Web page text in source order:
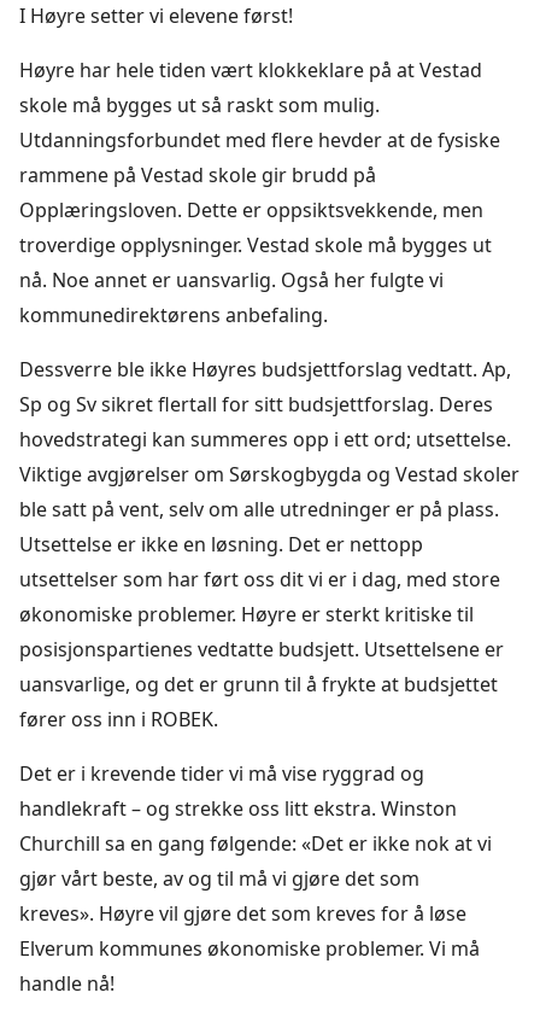
I Høyre setter vi elevene først!
Høyre har hele tiden vært klokkeklare på at Vestad
skole må bygges ut så raskt som mulig.
Utdanningsforbundet med flere hevder at de fysiske
rammene på Vestad skole gir brudd på
Opplæringsloven. Dette er oppsiktsvekkende, men
troverdige opplysninger. Vestad skole må bygges ut
nå. Noe annet er uansvarlig. Også her fulgte vi
kommunedirektørens anbefaling.
Dessverre ble ikke Høyres budsjettforslag vedtatt. Ap,
Sp og Sv sikret flertall for sitt budsjettforslag. Deres
hovedstrategi kan summeres opp i ett ord; utsettelse.
Viktige avgjørelser om Sørskogbygda og Vestad skoler
ble satt på vent, selv om alle utredninger er på plass.
Utsettelse er ikke en løsning. Det er nettopp
utsettelser som har ført oss dit vi er i dag, med store
økonomiske problemer. Høyre er sterkt kritiske til
posisjonspartienes vedtatte budsjett. Utsettelsene er
uansvarlige, og det er grunn til å frykte at budsjettet
fører oss inn i ROBEK.
Det er i krevende tider vi må vise ryggrad og
handlekraft – og strekke oss litt ekstra. Winston
Churchill sa en gang følgende: «Det er ikke nok at vi
gjør vårt beste, av og til må vi gjøre det som
kreves». Høyre vil gjøre det som kreves for å løse
Elverum kommunes økonomiske problemer. Vi må
handle nå!